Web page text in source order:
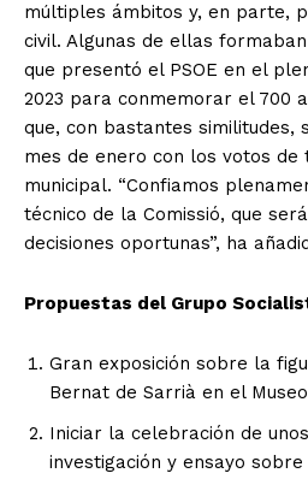
múltiples ámbitos y, en parte,
civil. Algunas de ellas
que presentó el PSOE en el
2023 para conmemorar el 700
que, con bastantes similitudes,
mes de enero con los votos de
municipal. “Confiamos
técnico de la Comissió, que
decisiones oportunas”, ha
Propuestas del Grupo
Gran exposición sobre la
Bernat de Sarrià en el
Iniciar la celebración de
investigación y ensayo